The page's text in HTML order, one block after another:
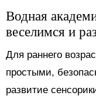
Водная
веселимся и
Для раннего
простыми,
развитие